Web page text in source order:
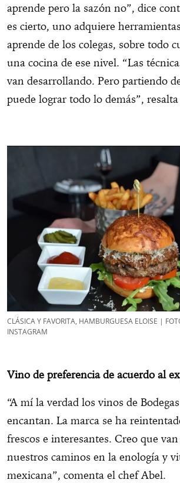
aprende pero la sazón no”, dice
es cierto, uno adquiere
aprende de los colegas, sobre todo
una cocina de ese nivel. “Las
van desarrollando. Pero partiendo
puede lograr todo lo demás”,
CLÁSICA Y FAVORITA, HAMBURGUESA ELOISE |
INSTAGRAM
Vino de preferencia de acuerdo al
“A mí la verdad los vinos de
encantan. La marca se ha
frescos e interesantes. Creo que
nuestros caminos en la enología y
mexicana”, comenta el chef Abel.